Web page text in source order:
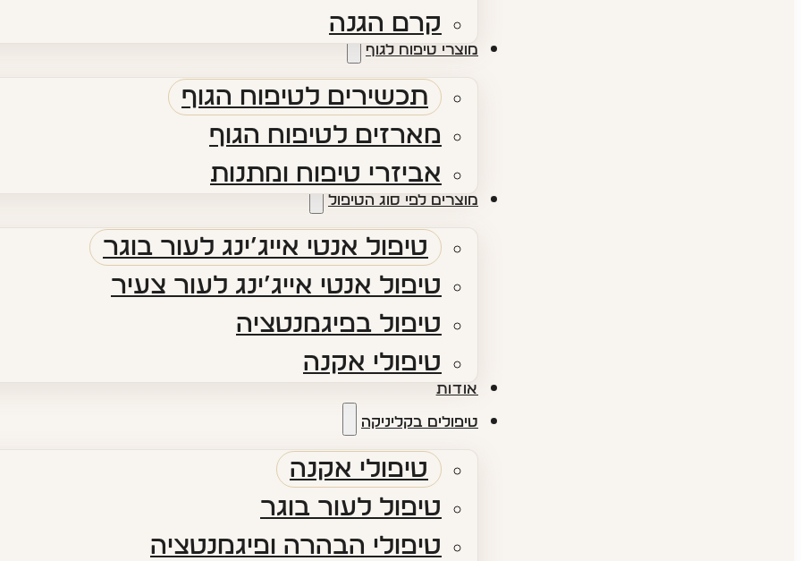
קרם הגנה
מוצרי טיפוח לגוף
תכשירים לטיפוח הגוף
מארזים לטיפוח הגוף
אביזרי טיפוח ומתנות
מוצרים לפי סוג הטיפול
טיפול אנטי אייג’ינג לעור בוגר
טיפול אנטי אייג’ינג לעור צעיר
טיפול בפיגמנטציה
טיפולי אקנה
אודות​
טיפולים בקליניקה
טיפולי אקנה
טיפול לעור בוגר
טיפולי הבהרה ופיגמנטציה​